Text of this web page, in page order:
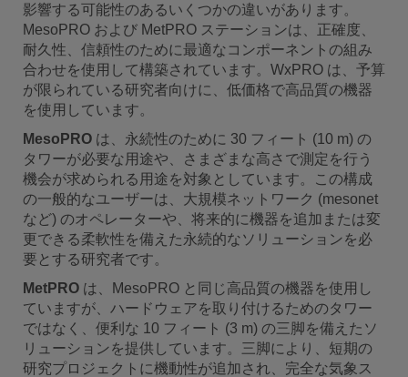
ケーションと複数のクライアント アプリケーショ
ンが 1 つの製品に統合された構成になっています。
ソフトウェア無し
LoggerNet をすでにお持ちの場合、またはアプリケ
カスタム ソフトウェアを使用する場合は、このオ
プションを選択してください。テクニカル セール
ス エンジニアにご相談ください。
Communications
通信仕様
このステーションの通信オプションはデータロガー
と統合されており、データロギング セクションで
選択されます。
影響する可能性のあるいくつかの違いがあります。
MesoPRO および MetPRO ステーションは、正確度、
耐久性、信頼性のために最適なコンポーネントの組み
合わせを使用して構築されています。WxPRO は、予算
が限られている研究者向けに、低価格で高品質の機器
を使用しています。
MesoPRO は、永続性のために 30 フィート (10 m) の
タワーが必要な用途や、さまざまな高さで測定を行う
機会が求められる用途を対象としています。この構成
の一般的なユーザーは、大規模ネットワーク (mesonet
など) のオペレーターや、将来的に機器を追加または変
更できる柔軟性を備えた永続的なソリューションを必
要とする研究者です。
MetPRO は、MesoPRO と同じ高品質の機器を使用し
ていますが、ハードウェアを取り付けるためのタワー
ではなく、便利な 10 フィート (3 m) の三脚を備えたソ
リューションを提供しています。三脚により、短期の
研究プロジェクトに機動性が追加され、完全な気象ス